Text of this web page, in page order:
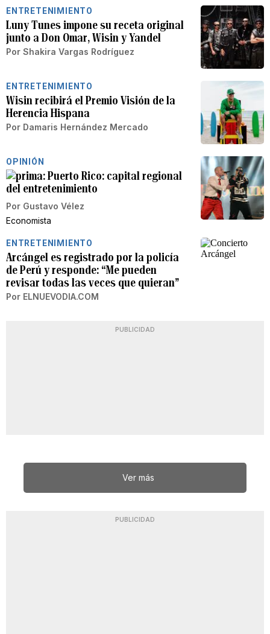
ENTRETENIMIENTO
Luny Tunes impone su receta original
junto a Don Omar, Wisin y Yandel
Por Shakira Vargas Rodríguez
ENTRETENIMIENTO
Wisin recibirá el Premio Visión de la
Herencia Hispana
Por Damaris Hernández Mercado
OPINIÓN
Puerto Rico: capital regional
del entretenimiento
Por Gustavo Vélez
Economista
ENTRETENIMIENTO
Arcángel es registrado por la policía
de Perú y responde: “Me pueden
revisar todas las veces que quieran”
Por ELNUEVODIA.COM
PUBLICIDAD
Ver más
PUBLICIDAD